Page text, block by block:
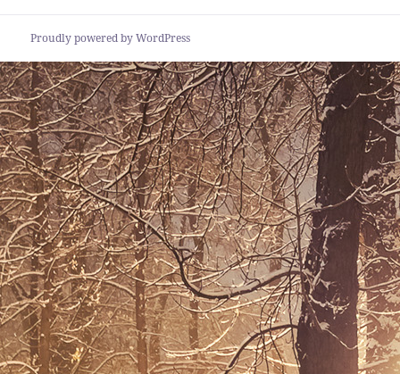
Proudly powered by WordPress